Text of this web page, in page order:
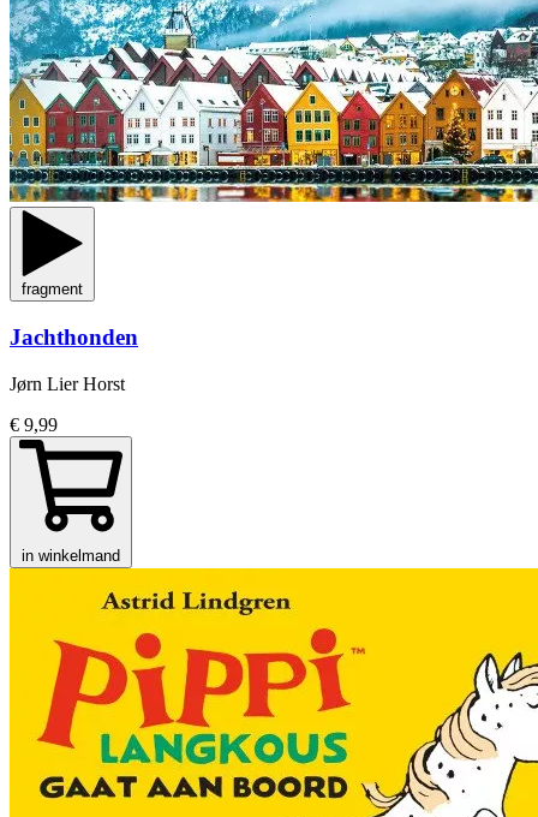
fragment
Jachthonden
Jørn Lier Horst
€ 9,99
in winkelmand